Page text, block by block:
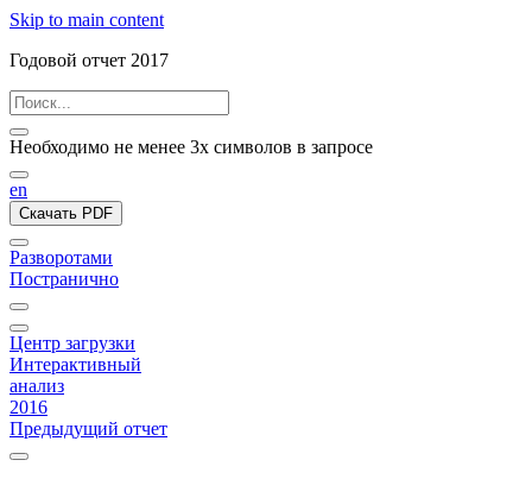
Skip to main content
Годовой отчет 2017
Необходимо не менее 3х символов в запросе
en
Скачать PDF
Разворотами
Постранично
Центр загрузки
Интерактивный
анализ
2016
Предыдущий отчет